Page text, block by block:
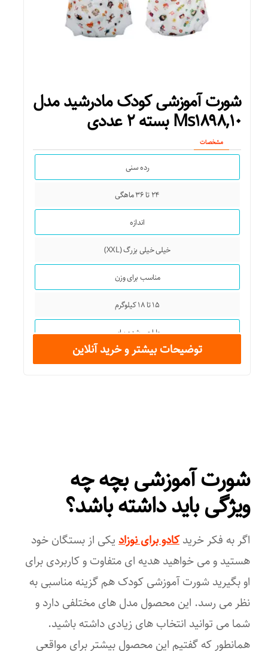
شورت آموزشی کودک مادرشید مدل
Ms۱۸۹۸,۱۰ بسته ۲ عددی
مشخصات
رده سنی
۲۴ تا ۳۶ ماهگی
اندازه
خیلی خیلی بزرگ (XXL)
مناسب برای وزن
۱۵ تا ۱۸ کیلوگرم
طراحی شده برای
توضیحات بیشتر و خرید آنلاین
شورت آموزشی بچه چه
ویژگی باید داشته باشد؟
اگر به فکر خریدکادو برای نوزادیکی از بستگان خود
هستید و می خواهید هدیه ای متفاوت و کاربردی برای
او بگیرید شورت آموزشی کودک هم گزینه مناسبی به
نظر می رسد. این محصول مدل های مختلفی دارد و
شما می توانید انتخاب های زیادی داشته باشید.
همانطور که گفتیم این محصول بیشتر برای مواقعی